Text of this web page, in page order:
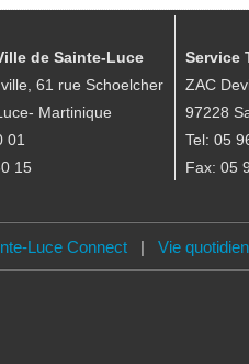
de Sainte-Luce
61 rue Schoelcher
Martinique
01
15
Service
ZAC
97228
Tel: 05
Fax: 05
Luce Connect| Vie